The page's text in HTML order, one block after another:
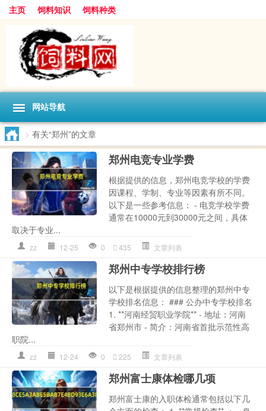
主页 饲料知识 饲料种类
网站导航
> 有关“郑州”的文章
郑州电竞专业学费
根据提供的信息，郑州电竞学校的学费
因课程、学制、专业等因素有所不同。
以下是一些参考信息： - 电竞学校学费
通常在10000元到30000元之间，具体
取决于专业...
zz 12-25 0 435 文章列表
郑州中专学校排行榜
以下是根据提供的信息整理的郑州中专
学校排名信息： ### 公办中专学校排名
1. **河南经贸职业学院** - 地址：河南
省郑州市 - 简介：河南省首批示范性高
职院...
zz 12-24 0 225 文章列表
郑州富士康体检哪几项
郑州富士康的入职体检通常包括以下几